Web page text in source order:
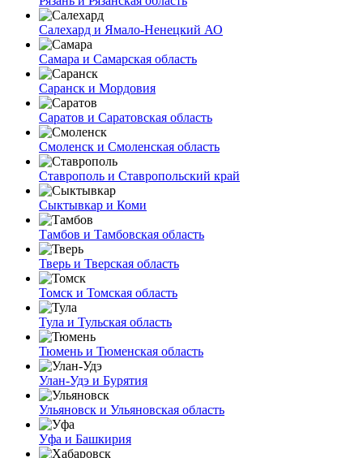
Салехард и Ямало-Ненецкий АО
Самара и Самарская область
Саранск и Мордовия
Саратов и Саратовская область
Смоленск и Смоленская область
Ставрополь и Ставропольский край
Сыктывкар и Коми
Тамбов и Тамбовская область
Тверь и Тверская область
Томск и Томская область
Тула и Тульская область
Тюмень и Тюменская область
Улан-Удэ и Бурятия
Ульяновск и Ульяновская область
Уфа и Башкирия